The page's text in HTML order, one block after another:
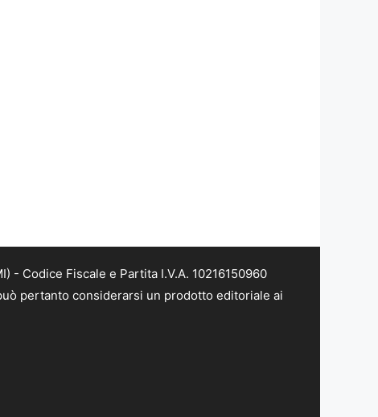
- Codice Fiscale e Partita I.V.A. 10216150960
pertanto considerarsi un prodotto editoriale ai